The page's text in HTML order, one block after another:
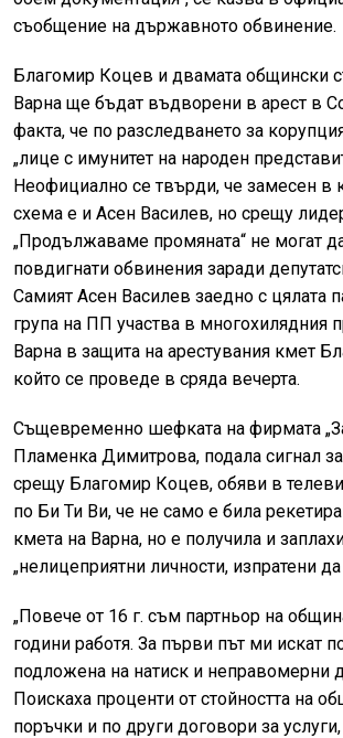
съобщение на държавното обвинение.
Благомир Коцев и двамата общински
Варна ще бъдат въдворени в арест в
факта, че по разследването за
„лице с имунитет на народен
Неофициално се твърди, че замесен в
схема е и Асен Василев, но срещу
„Продължаваме промяната“ не могат
повдигнати обвинения заради
Самият Асен Василев заедно с цялата
група на ПП участва в многохилядния
Варна в защита на арестувания кмет
който се проведе в сряда вечерта.
Същевременно шефката на фирмата
Пламенка Димитрова, подала сигнал
срещу Благомир Коцев, обяви в
по Би Ти Ви, че не само е била
кмета на Варна, но е получила и
„нелицеприятни личности, изпратени
„Повече от 16 г. съм партньор на
години работя. За първи път ми искат
подложена на натиск и неправомерни
Поискаха проценти от стойността на
поръчки и по други договори за